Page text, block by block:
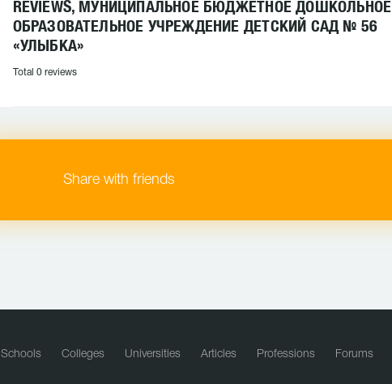
REVIEWS, МУНИЦИПАЛЬНОЕ БЮДЖЕТНОЕ ДОШКОЛЬНОЕ
ОБРАЗОВАТЕЛЬНОЕ УЧРЕЖДЕНИЕ ДЕТСКИЙ САД № 56
«УЛЫБКА»
Total 0 reviews
Share with friends
Schools Colleges Universities Articles Professions Forums